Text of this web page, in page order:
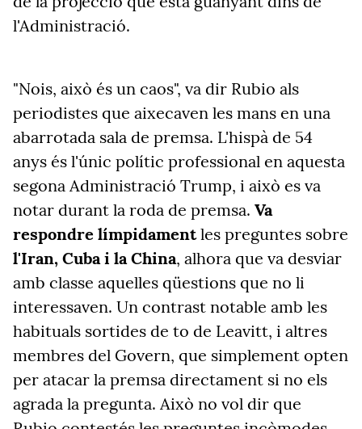
l'Administració.
"Nois, això és un caos", va dir Rubio als
periodistes que aixecaven les mans en una
abarrotada sala de premsa. L'hispà de 54
anys és l'únic polític professional en aquesta
segona Administració Trump, i això es va
notar durant la roda de premsa. Va
respondre límpidamentles preguntes sobre
l'Iran, Cuba i la China, alhora que va desviar
amb classe aquelles qüestions que no li
interessaven. Un contrast notable amb les
habituals sortides de to de Leavitt, i altres
membres del Govern, que simplement opten
per atacar la premsa directament si no els
agrada la pregunta. Això no vol dir que